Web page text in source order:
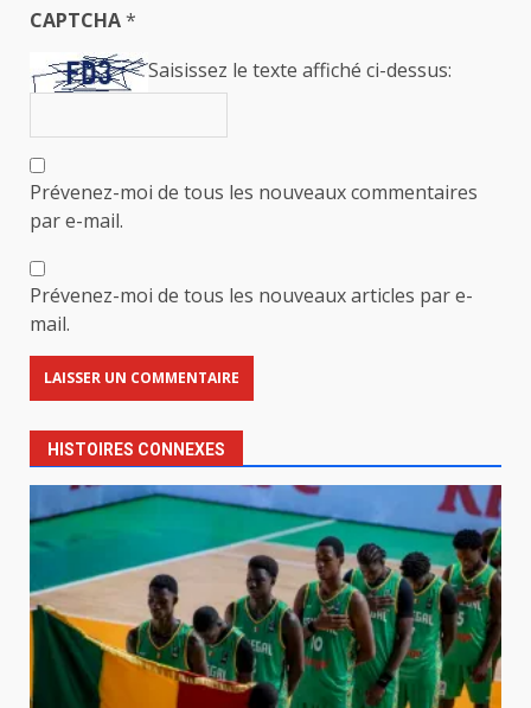
CAPTCHA*
Saisissez le texte affiché ci-dessus:
Prévenez-moi de tous les nouveaux commentaires
par e-mail.
Prévenez-moi de tous les nouveaux articles par e-
mail.
HISTOIRES CONNEXES